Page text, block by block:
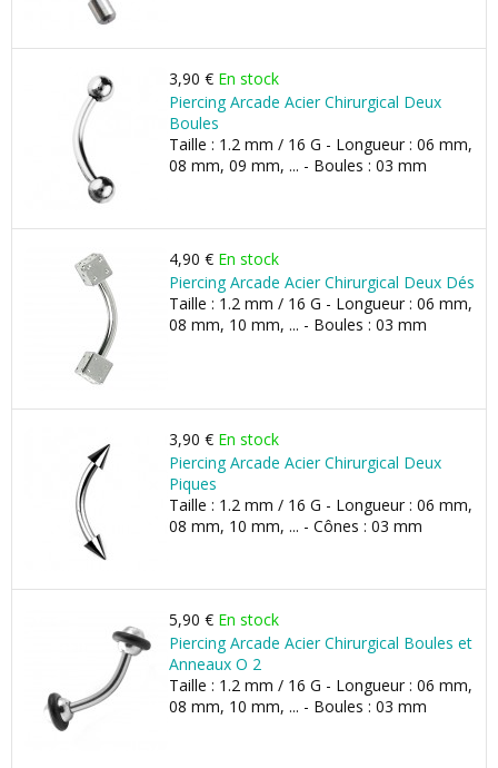
3,90 € En stock
Piercing Arcade Acier Chirurgical Deux
Boules
Taille : 1.2 mm / 16 G - Longueur : 06 mm,
08 mm, 09 mm, ... - Boules : 03 mm
4,90 € En stock
Piercing Arcade Acier Chirurgical Deux Dés
Taille : 1.2 mm / 16 G - Longueur : 06 mm,
08 mm, 10 mm, ... - Boules : 03 mm
3,90 € En stock
Piercing Arcade Acier Chirurgical Deux
Piques
Taille : 1.2 mm / 16 G - Longueur : 06 mm,
08 mm, 10 mm, ... - Cônes : 03 mm
5,90 € En stock
Piercing Arcade Acier Chirurgical Boules et
Anneaux O 2
Taille : 1.2 mm / 16 G - Longueur : 06 mm,
08 mm, 10 mm, ... - Boules : 03 mm